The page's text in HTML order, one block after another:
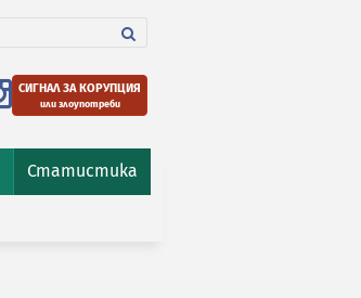
СИГНАЛ ЗА КОРУПЦИЯ
или злоупотреби
Статистика